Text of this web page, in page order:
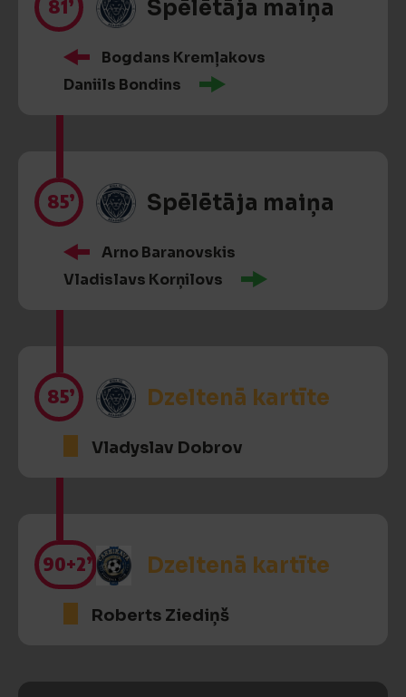
81’ Spēlētāja maiņa
Bogdans Kremļakovs
Daniils Bondins
85’ Spēlētāja maiņa
Arno Baranovskis
Vladislavs Korņilovs
85’ Dzeltenā kartīte
Vladyslav Dobrov
90+2’ Dzeltenā kartīte
Roberts Ziediņš